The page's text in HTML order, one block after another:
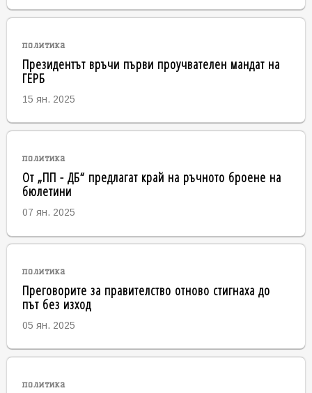
политика
Президентът връчи първи проучвателен мандат на
ГЕРБ
15 ян. 2025
политика
От „ПП - ДБ“ предлагат край на ръчното броене на
бюлетини
07 ян. 2025
политика
Преговорите за правителство отново стигнаха до
път без изход
05 ян. 2025
политика